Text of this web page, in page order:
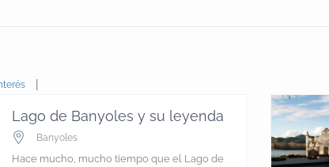
Lago de Banyoles y su leyenda
Banyoles
Hace mucho, mucho tiempo que el Lago de